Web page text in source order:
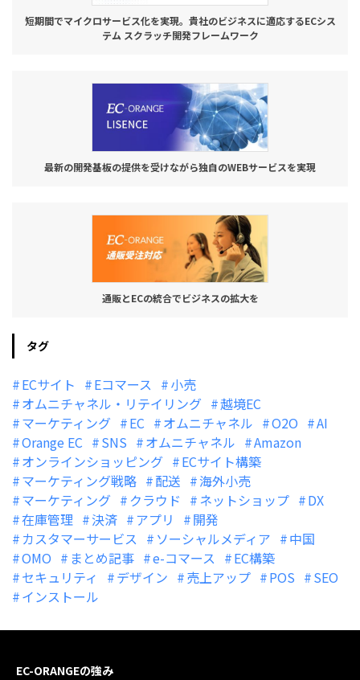
短期間でマイクロサービス化を実現。貴社のビジネスに適応するECシス
テム スクラッチ開発フレームワーク
最新の開発基板の提供を受けながら独自のWEBサービスを実現
通販とECの統合でビジネスの拡大を
タグ
ECサイト Eコマース
小売
オムニチャネル・リテイリング
越境EC
マーケティング
EC オムニチャネル O2O
AI
Orange EC
SNS オムニチャネル
Amazon
オンラインショッピング
ECサイト構築
マーケティング戦略
配送
海外小売
マーケティング
クラウド ネットショップ
DX
在庫管理
決済 アプリ
開発
カスタマーサービス
ソーシャルメディア
中国
OMO
まとめ記事 e-コマース
EC構築
セキュリティ
デザイン 売上アップ POS
SEO
インストール
EC-ORANGEの強み